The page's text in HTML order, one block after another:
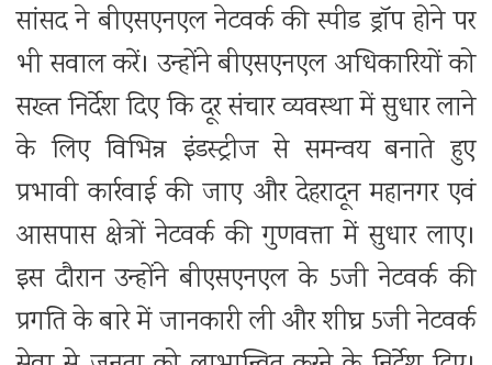
सांसद ने बीएसएनएल नेटवर्क की स्पीड ड्रॉप होने पर
भी सवाल करें। उन्होंने बीएसएनएल अधिकारियों को
सख्त निर्देश दिए कि दूर संचार व्यवस्था में सुधार लाने
के लिए विभिन्न इंडस्ट्रीज से समन्वय बनाते हुए
प्रभावी कार्रवाई की जाए और देहरादून महानगर एवं
आसपास क्षेत्रों नेटवर्क की गुणवत्ता में सुधार लाए।
इस दौरान उन्होंने बीएसएनएल के 5जी नेटवर्क की
प्रगति के बारे में जानकारी ली और शीघ्र 5जी नेटवर्क